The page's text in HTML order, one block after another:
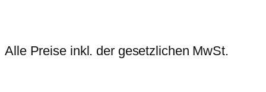
Alle Preise inkl. der gesetzlichen MwSt.